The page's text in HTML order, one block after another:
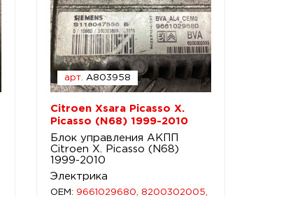
арт. A803958
Citroen Xsara Picasso X.
Picasso (N68) 1999-2010
Блок управления АКПП
Citroen X. Picasso (N68)
1999-2010
Электрика
OEM: 9661029680, 8200302005,